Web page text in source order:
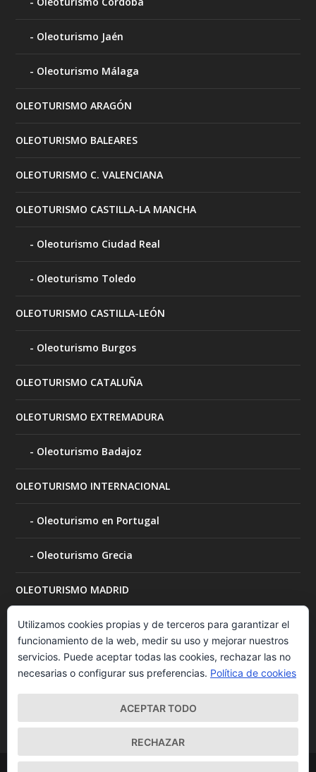
Oleoturismo Jaén
Oleoturismo Málaga
OLEOTURISMO ARAGÓN
OLEOTURISMO BALEARES
OLEOTURISMO C. VALENCIANA
OLEOTURISMO CASTILLA-LA MANCHA
Oleoturismo Ciudad Real
Oleoturismo Toledo
OLEOTURISMO CASTILLA-LEÓN
Oleoturismo Burgos
OLEOTURISMO CATALUÑA
OLEOTURISMO EXTREMADURA
Oleoturismo Badajoz
OLEOTURISMO INTERNACIONAL
Oleoturismo en Portugal
Oleoturismo Grecia
OLEOTURISMO MADRID
OLEOTURISMO MURCIA
OLEOTURISMO NAVARRA
Visita a bodegas
Utilizamos cookies propias y de terceros para garantizar el
funcionamiento de la web, medir su uso y mejorar nuestros
servicios. Puede aceptar todas las cookies, rechazar las no
necesarias o configurar sus preferencias. Política de cookies
ACEPTAR TODO
RECHAZAR